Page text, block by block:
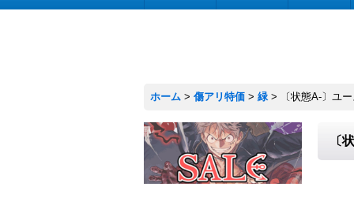
ホーム > 傷アリ特価 > 緑 > 〔状態A-〕ユ
〔